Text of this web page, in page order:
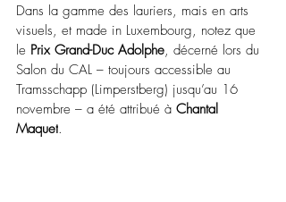
Dans la gamme des lauriers, mais en arts
visuels, et made in Luxembourg, notez que
le Prix Grand-Duc Adolphe, décerné lors du
Salon du CAL – toujours accessible au
Tramsschapp (Limperstberg) jusqu’au 16
novembre – a été attribué à Chantal
Maquet.